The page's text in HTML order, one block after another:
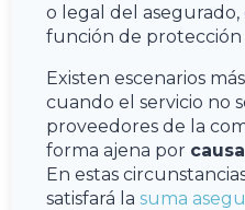
o legal del
función de protección
Existen escenarios
cuando el servicio no
proveedores de la
forma ajena por
En estas
satisfará la suma